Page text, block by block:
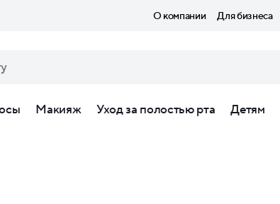
О компании Для бизнеса
Макияж Уход за полостью рта Детям